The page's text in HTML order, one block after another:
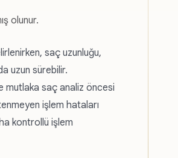
olunur.
saç uzunluğu,
uzun sürebilir.
mutlaka saç analiz öncesi
işlem hataları
kontrollü işlem